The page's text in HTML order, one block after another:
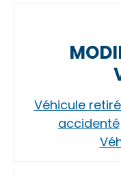
Véhicule
accidenté